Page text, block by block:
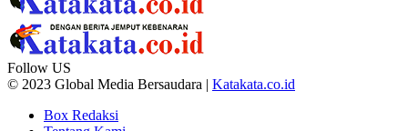
Follow US
© 2023 Global Media Bersaudara | Katakata.co.id
Box Redaksi